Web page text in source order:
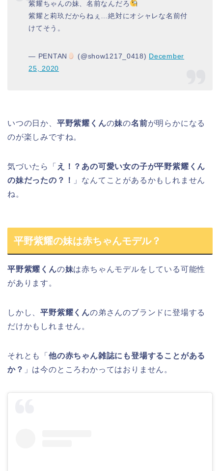
紫耀ちゃんの妹、名前なんだろ
紫耀と莉玖だからねぇ…絶対にオシャレな名前付
けてそう。
— PENTAN (@show1217_0418) December
25, 2020
いつの日か、 平野紫耀くんの妹の名前が明らかになる
のが楽しみですね。
気づいたら「 え！？あの可愛い女の子が平野紫耀くん
の妹だったの？！
」なんてことがあるかもしれません
ね。
平野紫耀の妹は赤ちゃんモデル？
平野紫耀くんの妹は赤ちゃんモデルをしている可能性
があります。
しかし、平野紫耀くんの弟さんのブランドに登場する
だけかもしれません。
それとも「 他の赤ちゃん雑誌にも登場することがある
か？ 」は今のところわかってはおりません。